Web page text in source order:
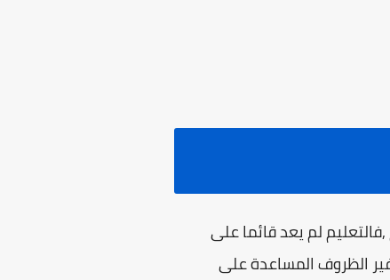
لم يعد قائما على
الظروف المساعدة على